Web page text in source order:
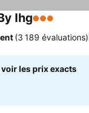
Ihg3 Étoiles
(3 189 évaluations)
les prix exacts